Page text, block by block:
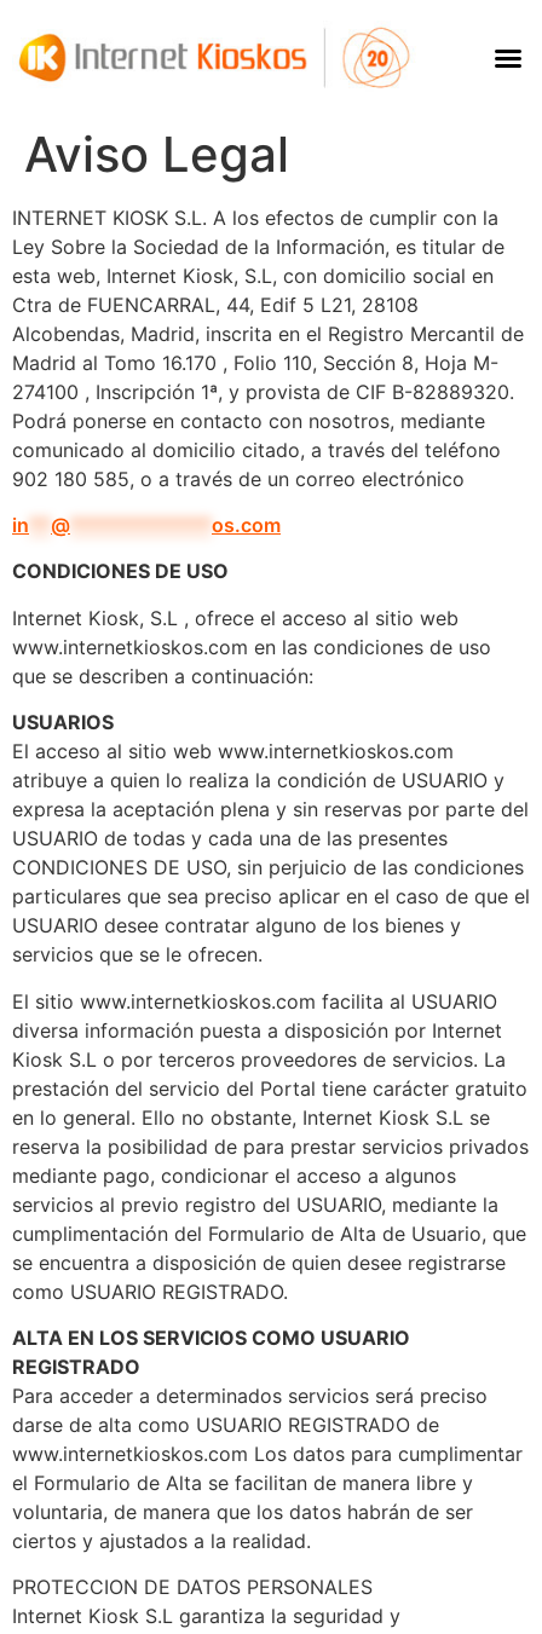
Aviso Legal
INTERNET KIOSK S.L. A los efectos de cumplir con la
Ley Sobre la Sociedad de la Información, es titular de
esta web, Internet Kiosk, S.L, con domicilio social en
Ctra de FUENCARRAL, 44, Edif 5 L21, 28108
Alcobendas, Madrid, inscrita en el Registro Mercantil de
Madrid al Tomo 16.170 , Folio 110, Sección 8, Hoja M-
274100 , Inscripción 1ª, y provista de CIF B-82889320.
Podrá ponerse en contacto con nosotros, mediante
comunicado al domicilio citado, a través del teléfono
902 180 585, o a través de un correo electrónico
in
@
os.com
CONDICIONES DE USO
Internet Kiosk, S.L , ofrece el acceso al sitio web
www.internetkioskos.com en las condiciones de uso
que se describen a continuación:
USUARIOS
El acceso al sitio web www.internetkioskos.com
atribuye a quien lo realiza la condición de USUARIO y
expresa la aceptación plena y sin reservas por parte del
USUARIO de todas y cada una de las presentes
CONDICIONES DE USO, sin perjuicio de las condiciones
particulares que sea preciso aplicar en el caso de que el
USUARIO desee contratar alguno de los bienes y
servicios que se le ofrecen.
El sitio www.internetkioskos.com facilita al USUARIO
diversa información puesta a disposición por Internet
Kiosk S.L o por terceros proveedores de servicios. La
prestación del servicio del Portal tiene carácter gratuito
en lo general. Ello no obstante, Internet Kiosk S.L se
reserva la posibilidad de para prestar servicios privados
mediante pago, condicionar el acceso a algunos
servicios al previo registro del USUARIO, mediante la
cumplimentación del Formulario de Alta de Usuario, que
se encuentra a disposición de quien desee registrarse
como USUARIO REGISTRADO.
ALTA EN LOS SERVICIOS COMO USUARIO
REGISTRADO
Para acceder a determinados servicios será preciso
darse de alta como USUARIO REGISTRADO de
www.internetkioskos.com Los datos para cumplimentar
el Formulario de Alta se facilitan de manera libre y
voluntaria, de manera que los datos habrán de ser
ciertos y ajustados a la realidad.
PROTECCION DE DATOS PERSONALES
Internet Kiosk S.L garantiza la seguridad y